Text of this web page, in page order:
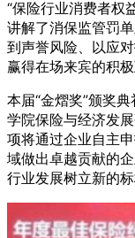
“保险行业消费者权
讲解了消保监管罚
到声誉风险、以应
赢得在场来宾的积
本届“金熠奖”颁奖
学院保险与经济发
项将通过企业自主
域做出卓越贡献的
行业发展树立新的